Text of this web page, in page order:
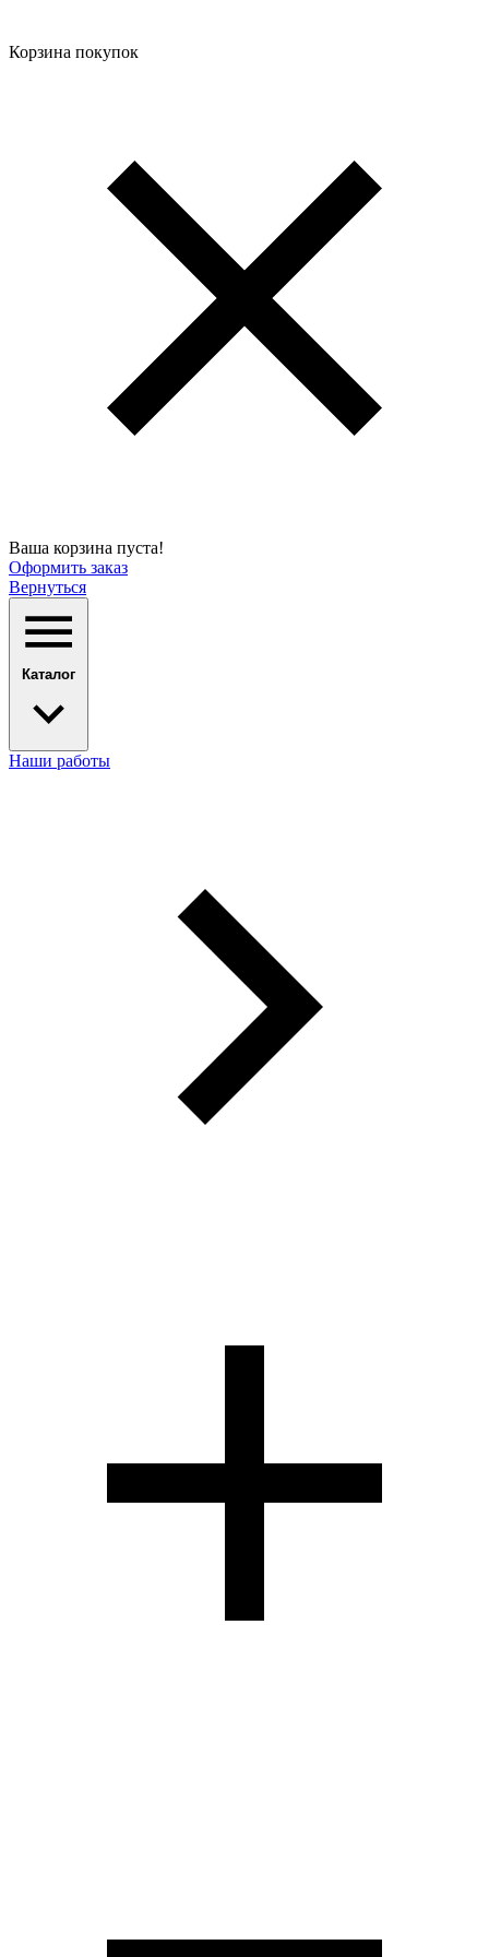
Корзина покупок
Ваша корзина пуста!
Оформить заказ
Вернуться
Каталог
Наши работы